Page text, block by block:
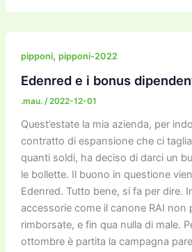
c
e
b
o
o
k
itt
er
ai
l
ai
l
st
o
o
pipponi, pipponi-2022
Edenred e i bonus
.mau. /2022-12-01
Quest’estate la mia azienda, per
contratto di espansione che ci
quanti soldi, ha deciso di darci un
le bollette. Il buono in questione
Edenred. Tutto bene, si fa per dire.
accessorie come il canone RAI non
rimborsate, e fin qua nulla di male.
ottombre è partita la campagna